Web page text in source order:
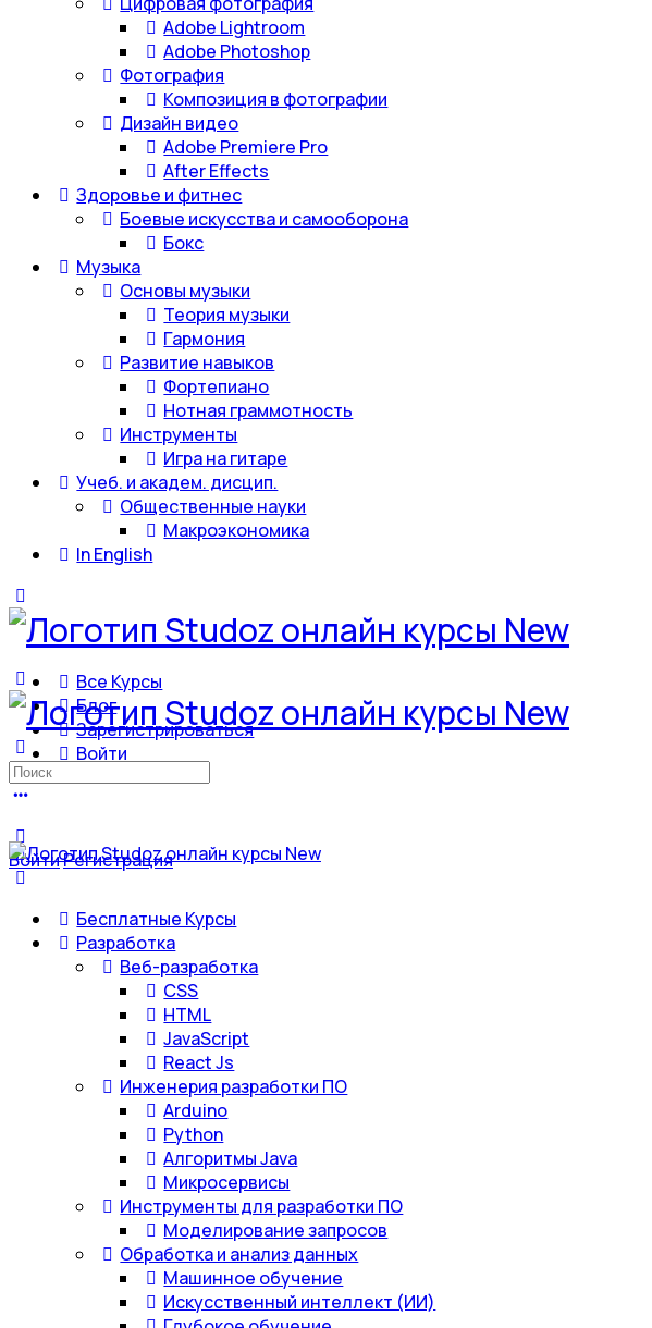
Adobe Lightroom
Adobe Photoshop
Фотография
Композиция в фотографии
Дизайн видео
Adobe Premiere Pro
After Effects
Здоровье и фитнес
Боевые искусства и самооборона
Бокс
Музыка
Основы музыки
Теория музыки
Гармония
Развитие навыков
Фортепиано
Нотная граммотность
Инструменты
Игра на гитаре
Учеб. и академ. дисцип.
Общественные науки
Макроэкономика
In English
Все Курсы
Блог
Зарегистрироваться
Войти
ВойтиРегистрация
Искать:
Бесплатные Курсы
Разработка
Веб-разработка
CSS
HTML
JavaScript
React Js
Инженерия разработки ПО
Arduino
Python
Алгоритмы Java
Микросервисы
Инструменты для разработки ПО
Моделирование запросов
Обработка и анализ данных
Машинное обучение
Искусственный интеллект (ИИ)